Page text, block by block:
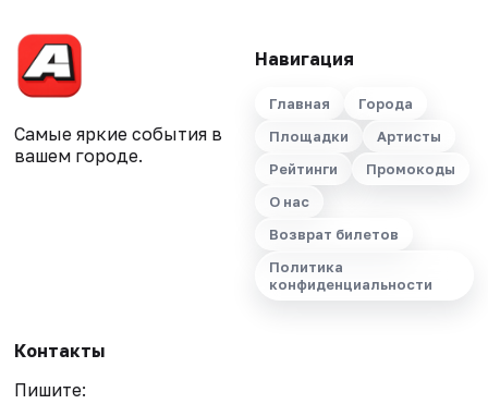
Самые яркие события в
вашем городе.
Навигация
Главная
Города
Площадки
Артисты
Рейтинги
Промокоды
О нас
Возврат билетов
Политика
конфиденциальности
Контакты
Пишите: